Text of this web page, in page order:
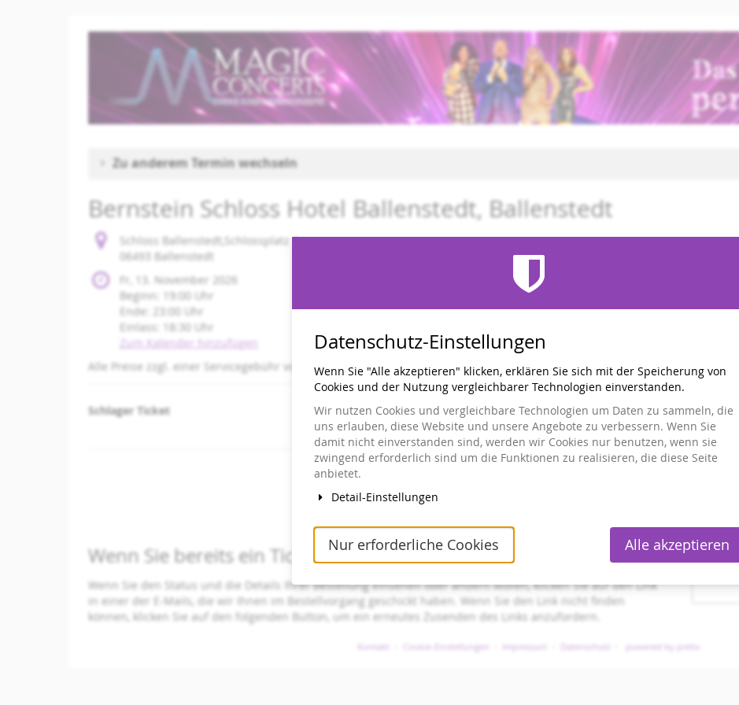
Zu anderem Termin wechseln
Bernstein Schloss Hotel Ballenstedt, Ballenstedt
Schloss Ballenstedt,Schlossplatz 1
06493 Ballenstedt
Fr, 13. November 2026
Beginn:
19:00
Uhr
Ende:
23:00
Uhr
Einlass:
18:30
Uhr
Zum Kalender hinzufügen
Alle Preise zzgl. einer Servicegebühr von 2,50 € pro Ticket plus 7,50 € pro Bestellung.
Schlager Ticket
Wenn Sie bereits ein Ticket bestellt haben
Wenn Sie den Status und die Details Ihrer Bestellung einsehen oder ändern wollen, klicken Sie auf den Link
in einer der E-Mails, die wir Ihnen im Bestellvorgang geschickt haben. Wenn Sie den Link nicht finden
können, klicken Sie auf den folgenden Button, um ein erneutes Zusenden des Links anzufordern.
Kontakt Cookie-Einstellungen Impressum Datenschutz powered by pretix
Datenschutz-Einstellungen
Wenn Sie "Alle akzeptieren" klicken, erklären Sie sich mit der Speicherung von
Cookies und der Nutzung vergleichbarer Technologien einverstanden.
Wir nutzen Cookies und vergleichbare Technologien um Daten zu sammeln, die
uns erlauben, diese Website und unsere Angebote zu verbessern. Wenn Sie
damit nicht einverstanden sind, werden wir Cookies nur benutzen, wenn sie
zwingend erforderlich sind um die Funktionen zu realisieren, die diese Seite
anbietet.
Detail-Einstellungen
Nur erforderliche Cookies Alle akzeptieren